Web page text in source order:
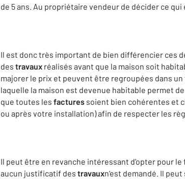
de 5 ans. Au propriétaire vendeur de décider ce
Il est donc très important de bien différencier ces
des travaux réalisés avant que la maison soit
majorer le prix et peuvent être regroupées dans
laquelle la maison est devenue habitable permet
que toutes les factures soient bien cohérentes et
ou après votre installation) afin de respecter les
Il peut être en revanche intéressant d'opter pour le
aucun justificatif des travauxn’est demandé. Il